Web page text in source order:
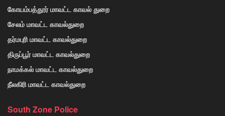
கோயம்பத்தூர் மாவட்ட காவல் துறை
சேலம் மாவட்ட காவல்துறை
தர்மபுரி மாவட்ட காவல்துறை
திருப்பூர் மாவட்ட காவல்துறை
நாமக்கல் மாவட்ட காவல்துறை
நீலகிரி மாவட்ட காவல்துறை
South Zone Police